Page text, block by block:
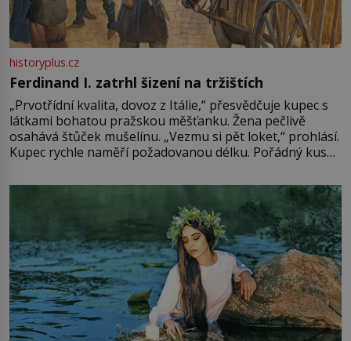
historyplus.cz
Ferdinand I. zatrhl šizení na tržištích
„Prvotřídní kvalita, dovoz z Itálie,“ přesvědčuje kupec s
látkami bohatou pražskou měšťanku. Žena pečlivě
osahává štůček mušelínu. „Vezmu si pět loket,“ prohlásí.
Kupec rychle naměří požadovanou délku. Pořádný kus
milostpaní. Stačí jenom na sukni,“ zhodnotí švadlena
množství růžového mušelínu. „Ošidili vás, podívejte.“